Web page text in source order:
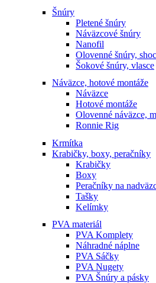
Šnúry
Pletené šnúry
Náväzcové šnúry
Nanofil
Olovenné šnúry,
Šokové šnúry, vlasce
Náväzce, hotové montáže
Náväzce
Hotové montáže
Olovenné náväzce,
Ronnie Rig
Krmítka
Krabičky, boxy, peračníky
Krabičky
Boxy
Peračníky na
Tašky
Kelímky
PVA materiál
PVA Komplety
Náhradné náplne
PVA Sáčky
PVA Nugety
PVA Šnúry a pásky